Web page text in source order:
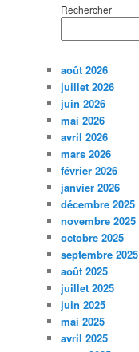
Rechercher
août 2026
juillet 2026
juin 2026
mai 2026
avril 2026
mars 2026
février 2026
janvier 2026
décembre 2025
novembre 2025
octobre 2025
septembre 2025
août 2025
juillet 2025
juin 2025
mai 2025
avril 2025